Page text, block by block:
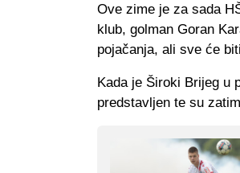
Ove zime je za sada
klub, golman Goran
pojačanja, ali sve će
Kada je Široki Brijeg u
predstavljen te su